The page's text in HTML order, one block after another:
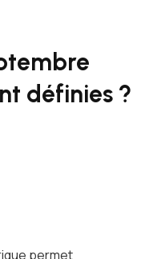
définies ?
permet